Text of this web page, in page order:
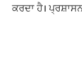
ਕਰਦਾ ਹੈ।